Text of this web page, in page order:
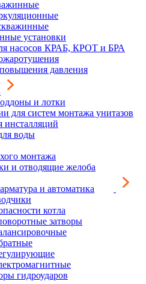
установки
насосов КРАБ, КРОТ и БРА
давления
и лотки
для систем монтажа унитазов
инсталляций
воды
монтажа
и отводящие желоба
и автоматика
котла
затворы
гидроударов